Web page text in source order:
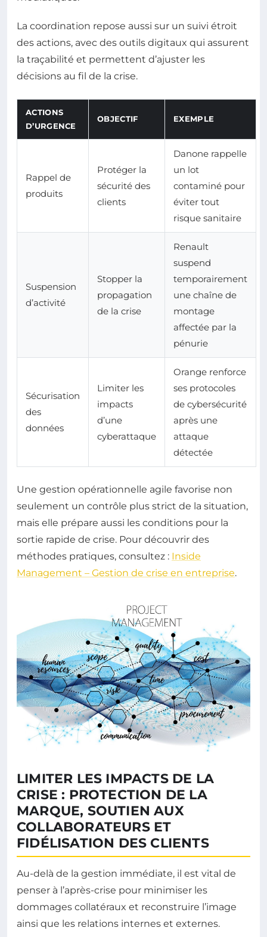
La coordination repose aussi sur un suivi étroit
des actions, avec des outils digitaux qui assurent
la traçabilité et permettent d’ajuster les
décisions au fil de la crise.
ACTIONS
D’URGENCE
OBJECTIF EXEMPLE
Rappel de
produits
Protéger la
sécurité des
clients
Danone rappelle
un lot
contaminé pour
éviter tout
risque sanitaire
Suspension
d’activité
Stopper la
propagation
de la crise
Renault
suspend
temporairement
une chaîne de
montage
affectée par la
pénurie
Sécurisation
des
données
Limiter les
impacts
d’une
cyberattaque
Orange renforce
ses protocoles
de cybersécurité
après une
attaque
détectée
Une gestion opérationnelle agile favorise non
seulement un contrôle plus strict de la situation,
mais elle prépare aussi les conditions pour la
sortie rapide de crise. Pour découvrir des
méthodes pratiques, consultez : Inside
Management – Gestion de crise en entreprise.
LIMITER LES IMPACTS DE LA
CRISE : PROTECTION DE LA
MARQUE, SOUTIEN AUX
COLLABORATEURS ET
FIDÉLISATION DES CLIENTS
Au-delà de la gestion immédiate, il est vital de
penser à l’après-crise pour minimiser les
dommages collatéraux et reconstruire l’image
ainsi que les relations internes et externes.